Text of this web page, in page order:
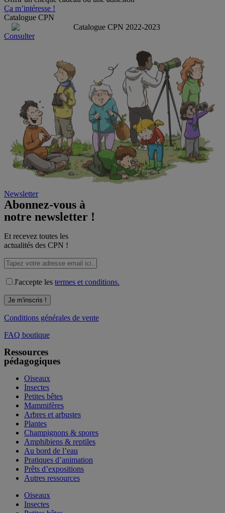
Ça m’intéresse !
Catalogue CPN
Consulter
Newsletter
Abonnez-vous à
notre newsletter !
Et recevez toutes les
actualités des CPN !
J'accepte les termes et conditions.
Conditions générales de vente
FAQ boutique
Ressources
pédagogiques
Oiseaux
Insectes
Petites bêtes
Mammifères
Arbres et arbustes
Plantes
Champignons & spores
Amphibiens & reptiles
Au bord de l’eau
Pratiques d’animation
Prêts d’expositions
Autres ressources
Oiseaux
Insectes